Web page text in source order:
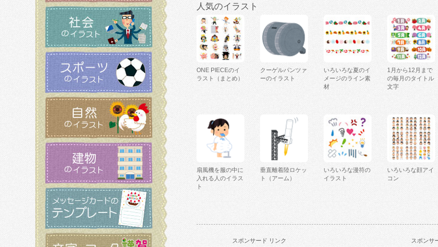
人気のイラスト
ONE PIECEのイ
ラスト（まとめ）
クーゲルパンツァ
ーのイラスト
いろいろな夏のイ
メージのライン素
材
1月から12月まで
の毎月のタイトル
文字
扇風機を服の中に
入れる人のイラス
ト
垂直離着陸ロケッ
ト（アーム）
いろいろな漫符の
イラスト
いろいろな顔アイ
コン
スポンサード リンク スポンサ